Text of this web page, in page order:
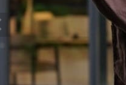
person 会員登録